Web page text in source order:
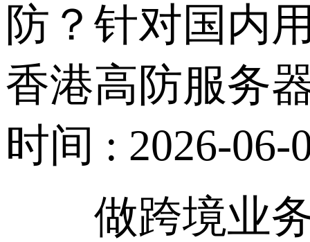
防？针对国内
香港高防服务
时间 : 2026-06-
做跨境业务